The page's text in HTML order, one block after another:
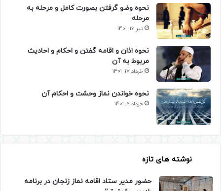
نحوه وضو گرفتن بصورت کامل و مرحله به
مرحله
تیر 16, 1401
نحوه اذان و اقامه گفتن و احکام و احادیث
مربوط به آن
خرداد 17, 1401
نحوه خواندن نماز وحشت و احکام آن
خرداد 9, 1401
نوشته های تازه
حضور مدیر ستاد اقامه نماز زنجان در برنامه